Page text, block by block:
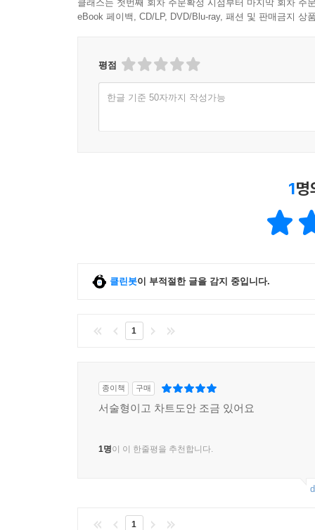
클래스는 첫번째 회차 주문확정 시점부터 마지막 회차 주
eBook 페이백, CD/LP, DVD/Blu-ray, 패션 및 판매금지 상
평점
한글 기준 50자까지 작성가능
1명
클린봇이 부적절한 글을 감지 중입니다.
1
종이책 구매
서술형이고 차트도안 조금 있어요
1명이 이 한줄평을 추천합니다.
1